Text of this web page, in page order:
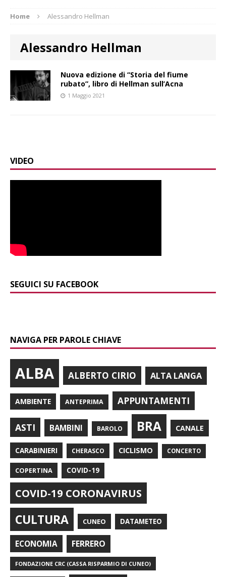
Home Alessandro Hellman
Alessandro Hellman
Nuova edizione di “Storia del fiume
rubato”, libro di Hellman sull’Acna
1 Maggio 2021
VIDEO
SEGUICI SU FACEBOOK
NAVIGA PER PAROLE CHIAVE
ALBA ALBERTO CIRIO ALTA LANGA
AMBIENTE ANTEPRIMA APPUNTAMENTI
ASTI BAMBINI BAROLO BRA CANALE
CARABINIERI CHERASCO CICLISMO CONCERTO
COPERTINA COVID-19
COVID-19 CORONAVIRUS
CULTURA CUNEO DATAMETEO
ECONOMIA FERRERO
FONDAZIONE CRC (CASSA RISPARMIO DI CUNEO)